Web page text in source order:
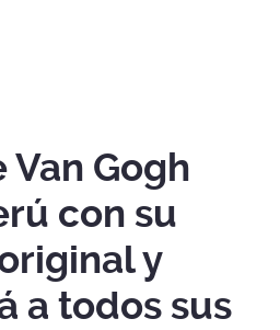
Van Gogh
con su
y
a todos sus